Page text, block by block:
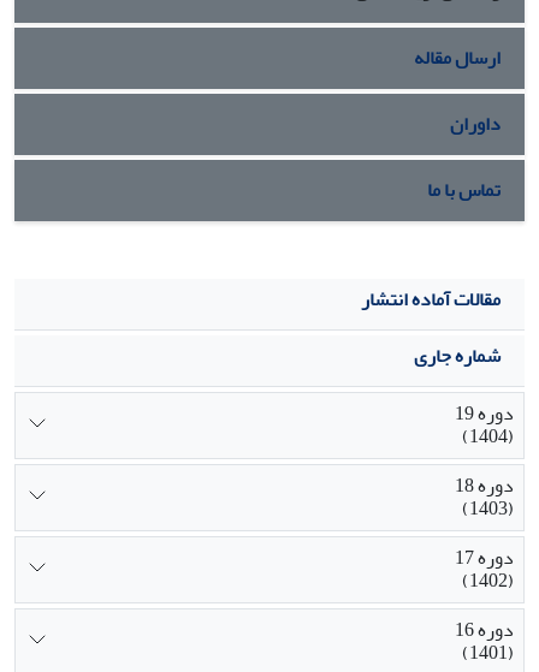
شده، سبک زندگی جنسی شده و ماجراجویی جنسی)؛ پیامدهای
روانی (زندگی چندگانة مضاعف، تحلیل (تضعیف) روان
تنی، کشاکش میل و وجدان) و پیامدهای نگرشی (نگاه جنسی به
زن) تقسیم پذیر است.
ارسال مقاله
داوران
تماس با ما
مقالات آماده انتشار
شماره جاری
دوره 19
(1404)
دوره 18
(1403)
دوره 17
(1402)
دوره 16
(1401)